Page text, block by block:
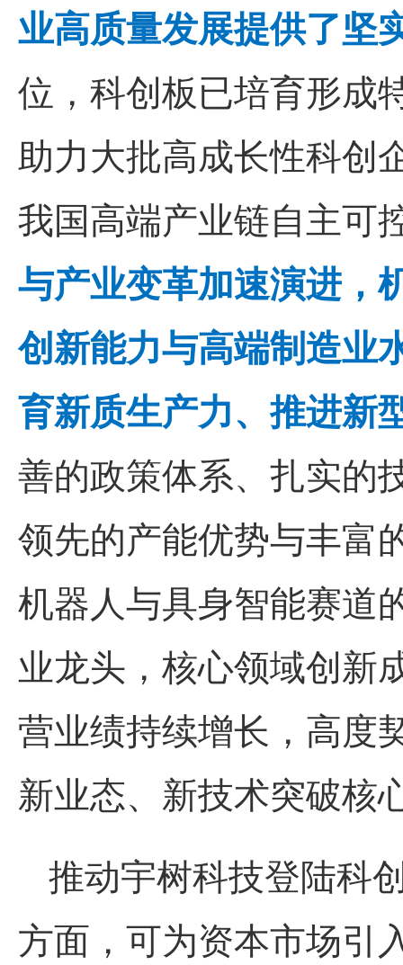
业高质量发展提供了坚
位，科创板已培育形成
助力大批高成长性科创
我国高端产业链自主可
与产业变革加速演进，
创新能力与高端制造业
育新质生产力、推进新
善的政策体系、扎实的
领先的产能优势与丰富
机器人与具身智能赛道
业龙头 ，核心领域创
营业绩持续增长，高度
新业态、新技术突破核
推动宇树科技登陆科
方面，可为资本市场引